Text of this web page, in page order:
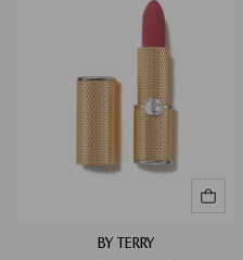
BY TERRY